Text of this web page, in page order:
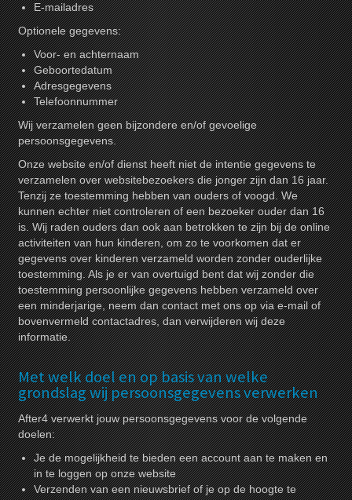
E-mailadres
Optionele gegevens:
Voor- en achternaam
Geboortedatum
Adresgegevens
Telefoonnummer
Wij verzamelen geen bijzondere en/of gevoelige
persoonsgegevens.
Onze website en/of dienst heeft niet de intentie gegevens te
verzamelen over websitebezoekers die jonger zijn dan 16 jaar.
Tenzij ze toestemming hebben van ouders of voogd. We
kunnen echter niet controleren of een bezoeker ouder dan 16
is. Wij raden ouders dan ook aan betrokken te zijn bij de online
activiteiten van hun kinderen, om zo te voorkomen dat er
gegevens over kinderen verzameld worden zonder ouderlijke
toestemming. Als je er van overtuigd bent dat wij zonder die
toestemming persoonlijke gegevens hebben verzameld over
een minderjarige, neem dan contact met ons op via e-mail of
bovenvermeld contactadres, dan verwijderen wij deze
informatie.
Met welk doel en op basis van welke
grondslag wij persoonsgegevens verwerken
After4 verwerkt jouw persoonsgegevens voor de volgende
doelen:
Je de mogelijkheid te bieden een account aan te maken en
in te loggen op onze website
Verzenden van een nieuwsbrief of je op de hoogte te